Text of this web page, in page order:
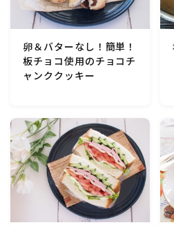
行事食(おせち・ハロウィン・ク
供の日・七夕等)
乾物・海藻・麩料理
お弁当
漬物・ピクルス・保存食・発酵
圧力鍋使用の料理
卵＆バターなし！簡単！
板チョコ使用のチョコチ
ャンククッキー